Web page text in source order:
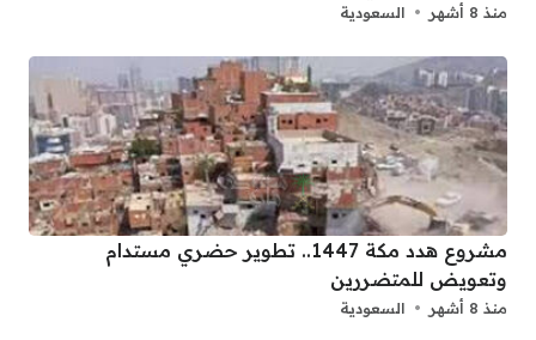
منذ 8 أشهر السعودية
مشروع هدد مكة 1447.. تطوير حضري مستدام
وتعويض للمتضررين
منذ 8 أشهر السعودية